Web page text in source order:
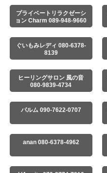
プライベートリラクゼーシ
ョン Charm 089-948-9660
ぐいもみレディ 080-6378-
8139
ヒーリングサロン 風の音
080-9839-4734
パルム 090-7622-0707
anan 080-6378-4962